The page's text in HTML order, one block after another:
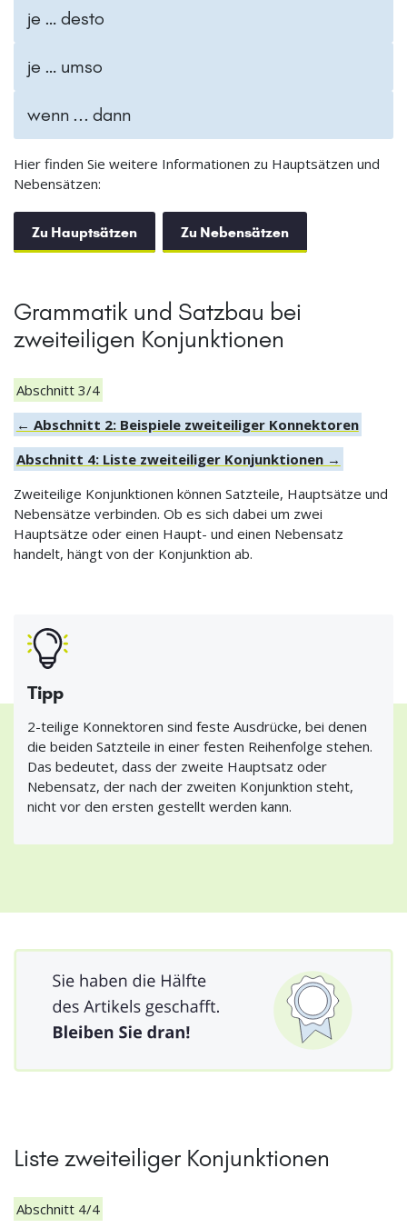
je … desto
je … umso
wenn ... dann
Hier finden Sie weitere Informationen zu Hauptsätzen und
Nebensätzen:
Zu Hauptsätzen Zu Nebensätzen
Grammatik und Satzbau bei
zweiteiligen Konjunktionen
Abschnitt 3/4
← Abschnitt 2: Beispiele zweiteiliger Konnektoren
Abschnitt 4: Liste zweiteiliger Konjunktionen →
Zweiteilige Konjunktionen können Satzteile, Hauptsätze und
Nebensätze verbinden. Ob es sich dabei um zwei
Hauptsätze oder einen Haupt- und einen Nebensatz
handelt, hängt von der Konjunktion ab.
Tipp
2-teilige Konnektoren sind feste Ausdrücke, bei denen
die beiden Satzteile in einer festen Reihenfolge stehen.
Das bedeutet, dass der zweite Hauptsatz oder
Nebensatz, der nach der zweiten Konjunktion steht,
nicht vor den ersten gestellt werden kann.
Liste zweiteiliger Konjunktionen
Abschnitt 4/4